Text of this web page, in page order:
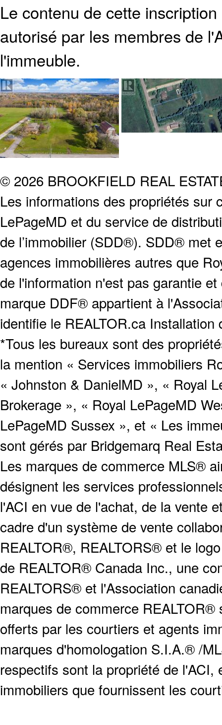
Le contenu de cette
autorisé par les membres de
l'immeuble.
© 2026 BROOKFIELD REAL
Les informations des propriétés sur
LePageMD et du service de
de l’immobilier (SDD®). SDD® met
agences immobilières autres que
de l'information n'est pas garantie
marque DDF® appartient à
identifie le REALTOR.ca
*Tous les bureaux sont des
la mention « Services immobiliers
« Johnston & DanielMD », « Royal
Brokerage », « Royal LePageMD
LePageMD Sussex », et « Les
sont gérés par Bridgemarq Real
Les marques de commerce MLS®
désignent les services
l'ACI en vue de l'achat, de la vente
cadre d'un système de vente
REALTOR®, REALTORS® et le
de REALTOR® Canada Inc., une
REALTORS® et l'Association
marques de commerce
offerts par les courtiers et agents
marques d'homologation S.I.A.® /
respectifs sont la propriété de
immobiliers que fournissent les